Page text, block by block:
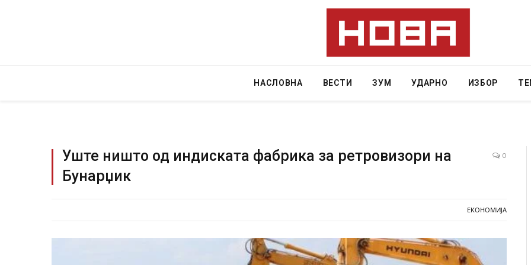
НАСЛОВНА ВЕСТИ ЗУМ УДАРНО ИЗБОР
Уште ништо од индиската фабрика за ретровизори на
Бунарџик
0
ЕКОНОМИЈА
Уште двајца починаа од повредите во ресторан